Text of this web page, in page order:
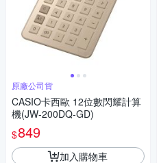
原廠公司貨
CASIO卡西歐 12位數閃耀計算
機(JW-200DQ-GD)
$849
加入購物車